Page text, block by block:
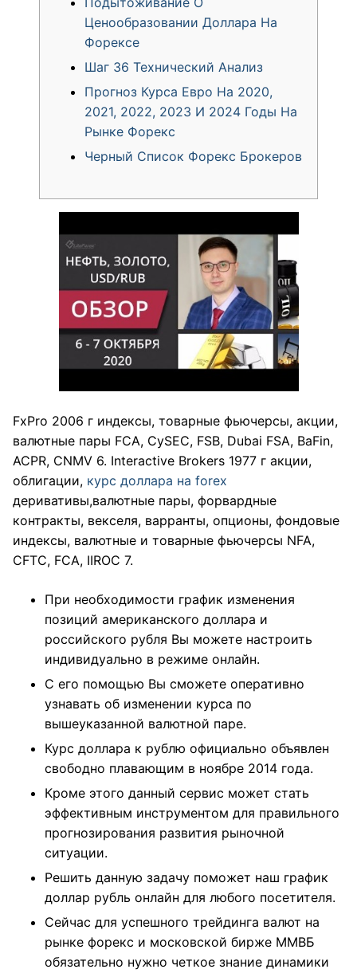
Ценообразовании Доллара На
Форексе
Шаг 36 Технический Анализ
Прогноз Курса Евро На 2020,
2021, 2022, 2023 И 2024 Годы На
Рынке Форекс
Черный Список Форекс Брокеров
FxPro 2006 г индексы, товарные фьючерсы, акции,
валютные пары FCA, CySEC, FSB, Dubai FSA, BaFin,
ACPR, CNMV 6. Interactive Brokers 1977 г акции,
облигации, курс доллара на forex
деривативы,валютные пары, форвардные
контракты, векселя, варранты, опционы, фондовые
индексы, валютные и товарные фьючерсы NFA,
CFTC, FCA, IIROC 7.
При необходимости график изменения
позиций американского доллара и
российского рубля Вы можете настроить
индивидуально в режиме онлайн.
С его помощью Вы сможете оперативно
узнавать об изменении курса по
вышеуказанной валютной паре.
Курс доллара к рублю официально объявлен
свободно плавающим в ноябре 2014 года.
Кроме этого данный сервис может стать
эффективным инструментом для правильного
прогнозирования развития рыночной
ситуации.
Решить данную задачу поможет наш график
доллар рубль онлайн для любого посетителя.
Сейчас для успешного трейдинга валют на
рынке форекс и московской бирже ММВБ
обязательно нужно четкое знание динамики